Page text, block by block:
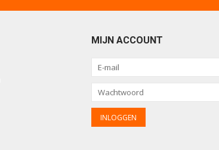
MIJN ACCOUNT